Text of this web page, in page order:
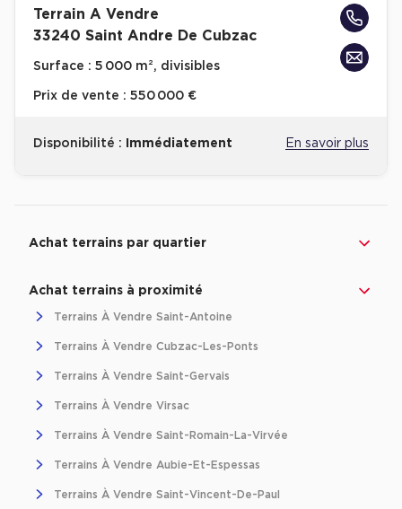
Achat de Bureaux à Rennes
Bureaux certifiés - Environnement
Terrain A Vendre
33240 Saint Andre De Cubzac
Surface : 5 000 m², divisibles
Prix de vente : 550 000 €
Disponibilité : Immédiatement En savoir plus
Achat terrains par quartier
Achat terrains à proximité
Terrains À Vendre Saint-Antoine
Terrains À Vendre Cubzac-Les-Ponts
Terrains À Vendre Saint-Gervais
Terrains À Vendre Virsac
Terrains À Vendre Saint-Romain-La-Virvée
Terrains À Vendre Aubie-Et-Espessas
Terrains À Vendre Saint-Vincent-De-Paul